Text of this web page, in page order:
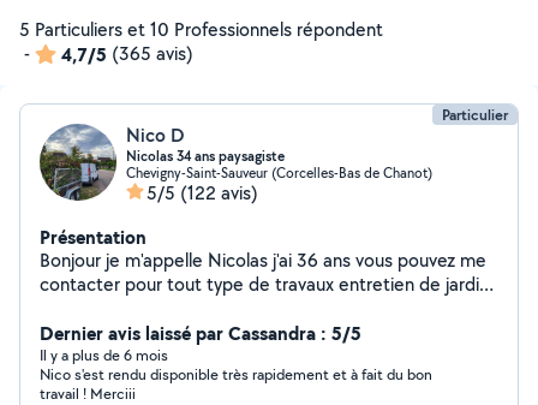
5 Particuliers et 10 Professionnels répondent
-
4,7/5 (365 avis)
Particulier
Nico D
Nicolas 34 ans paysagiste
Chevigny-Saint-Sauveur (Corcelles-Bas de Chanot)
5/5 (122 avis)
Présentation
Bonjour je m'appelle Nicolas j'ai 36 ans vous pouvez me
contacter pour tout type de travaux entretien de jardins
et si ce n'est pas dans mes compétences je préfère
vous dire non plutôt que de faire n'importe quoi j'aime le
travail propre et soigné
Dernier avis laissé par Cassandra : 5/5
Il y a plus de 6 mois
Nico s'est rendu disponible très rapidement et à fait du bon
travail ! Merciii